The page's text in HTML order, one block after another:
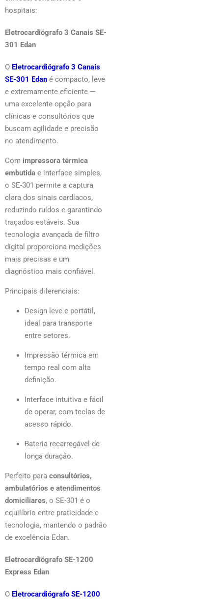
hospitais:
Eletrocardiógrafo 3 Canais SE-
301 Edan
O Eletrocardiógrafo 3 Canais
SE-301 Edan é compacto, leve
e extremamente eficiente —
uma excelente opção para
clínicas e consultórios que
buscam agilidade e precisão
no atendimento.
Com impressora térmica
embutida e interface simples,
o SE-301 permite a captura
clara dos sinais cardíacos,
reduzindo ruídos e garantindo
traçados estáveis. Sua
tecnologia avançada de filtro
digital proporciona medições
mais precisas e um
diagnóstico mais confiável.
Principais diferenciais:
Design leve e portátil,
ideal para transporte
entre setores.
Impressão térmica em
tempo real com alta
definição.
Interface intuitiva e fácil
de operar, com teclas de
acesso rápido.
Bateria recarregável de
longa duração.
Perfeito para consultórios,
ambulatórios e atendimentos
domiciliares, o SE-301 é o
equilíbrio entre praticidade e
tecnologia, mantendo o padrão
de excelência Edan.
Eletrocardiógrafo SE-1200
Express Edan
O Eletrocardiógrafo SE-1200